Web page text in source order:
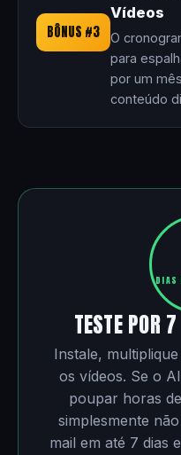
BÔNUS #3
Vídeos
O
para
por um
conteúdo
DIAS
TESTE POR
Instale,
os vídeos. Se o
poupar horas
simplesmente
mail em até 7 dias